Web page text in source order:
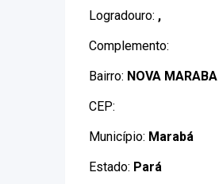
Logradouro: ,
Complemento:
Bairro: NOVA MARABA
CEP:
Município: Marabá
Estado: Pará